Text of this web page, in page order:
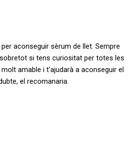
aconseguir sèrum de llet. Sempre
si tens curiositat per totes les
amable i t'ajudarà a aconseguir el
el recomanaria.